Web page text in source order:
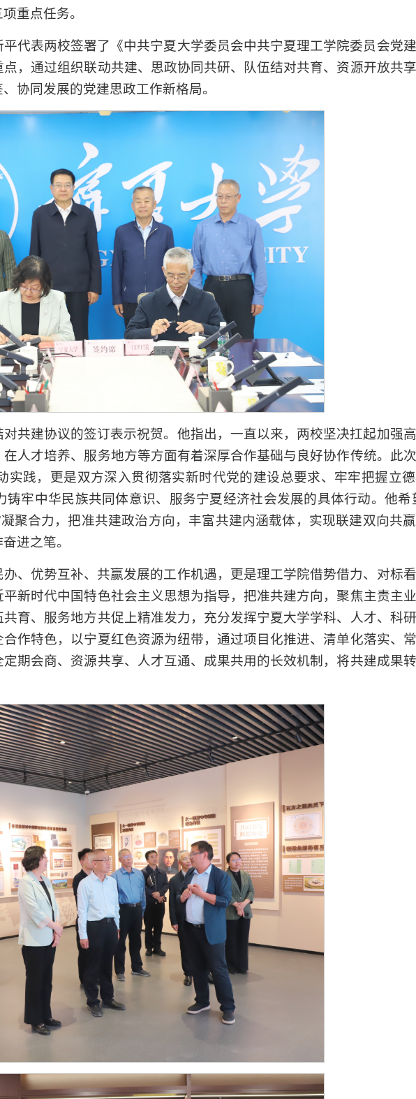
重点任务。
代表两校签署了《中共宁夏大学委员会中共宁夏理工学院委员会党
，通过组织联动共建、思政协同共研、队伍结对共育、资源开放共
协同发展的党建思政工作新格局。
共建协议的签订表示祝贺。他指出，一直以来，两校坚决扛起加强
人才培养、服务地方等方面有着深厚合作基础与良好协作传统。此
实践，更是双方深入贯彻落实新时代党的建设总要求、牢牢把握立
牢中华民族共同体意识、服务宁夏经济社会发展的具体行动。他希
凝聚合力，把准共建政治方向，丰富共建内涵载体，实现联建双向共
进之笔。
、优势互补、共赢发展的工作机遇，更是理工学院借势借力、对标
新时代中国特色社会主义思想为指导，把准共建方向，聚焦主责主
育、服务地方共促上精准发力，充分发挥宁夏大学学科、人才、科
作特色，以宁夏红色资源为纽带，通过项目化推进、清单化落实、
期会商、资源共享、人才互通、成果共用的长效机制，将共建成果